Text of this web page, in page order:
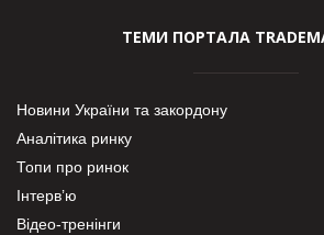
ТЕМИ ПОРТАЛА
Новини України та закордону
Аналітика ринку
Топи про ринок
Інтерв’ю
Відео-тренінги